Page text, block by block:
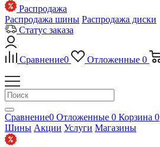
Распродажа
Распродажа шины Распродажа диски
Статус заказа
Сравнение0 Отложенные 0
Сравнение0 Отложенные 0 Корзина 0
Шины Акции Услуги Магазины